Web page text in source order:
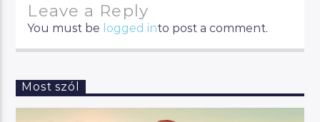
Leave a Reply
You must be logged into post a comment.
Most szól